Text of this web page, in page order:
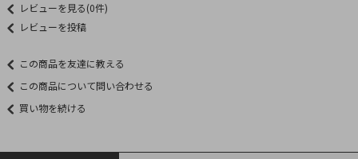
レビューを見る(0件)
レビューを投稿
この商品を友達に教える
この商品について問い合わせる
買い物を続ける